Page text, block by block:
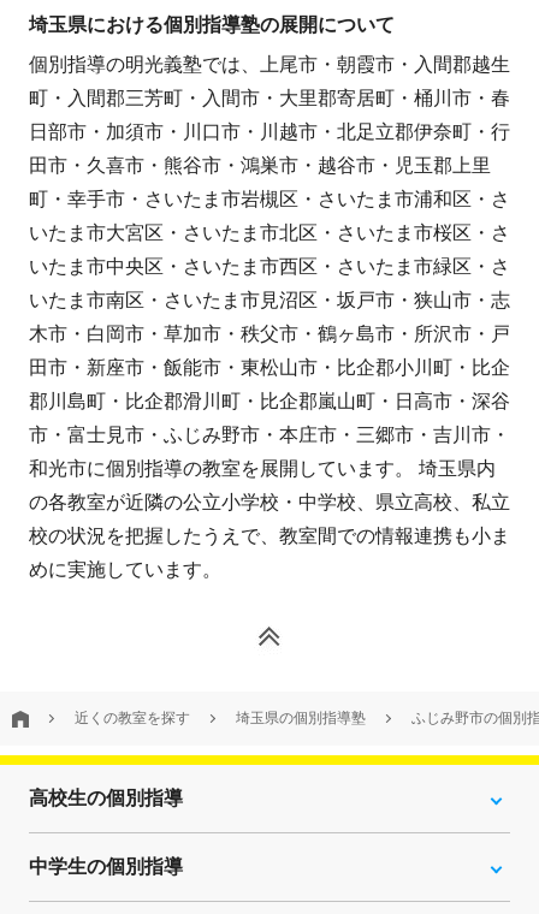
埼玉県における個別指導塾の展開について
個別指導の明光義塾では、上尾市・朝霞市・入間郡越生
町・入間郡三芳町・入間市・大里郡寄居町・桶川市・春
日部市・加須市・川口市・川越市・北足立郡伊奈町・行
田市・久喜市・熊谷市・鴻巣市・越谷市・児玉郡上里
町・幸手市・さいたま市岩槻区・さいたま市浦和区・さ
いたま市大宮区・さいたま市北区・さいたま市桜区・さ
いたま市中央区・さいたま市西区・さいたま市緑区・さ
いたま市南区・さいたま市見沼区・坂戸市・狭山市・志
木市・白岡市・草加市・秩父市・鶴ヶ島市・所沢市・戸
田市・新座市・飯能市・東松山市・比企郡小川町・比企
郡川島町・比企郡滑川町・比企郡嵐山町・日高市・深谷
市・富士見市・ふじみ野市・本庄市・三郷市・吉川市・
和光市に個別指導の教室を展開しています。 埼玉県内
の各教室が近隣の公立小学校・中学校、県立高校、私立
校の状況を把握したうえで、教室間での情報連携も小ま
めに実施しています。
近くの教室を探す 埼玉県の個別指導塾 ふじみ野市の個別
高校生の個別指導
中学生の個別指導